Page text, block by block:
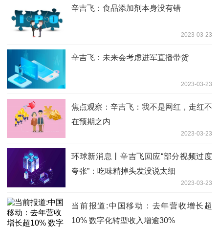
辛吉飞：食品添加剂本身没有错
2023-03-23
辛吉飞：未来会考虑进军直播带货
2023-03-23
焦点观察：辛吉飞：我不是网红，走红不
在预期之内
2023-03-23
环球新消息丨辛吉飞回应“部分视频过度
夸张”：吃味精掉头发没说太细
2023-03-23
当前报道:中国移动：去年营收增长超
10% 数字化转型收入增逾30%